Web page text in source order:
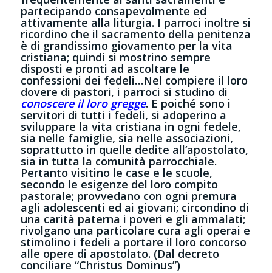
partecipando consapevolmente ed
attivamente alla liturgia. I parroci inoltre si
ricordino che il sacramento della penitenza
è di grandissimo giovamento per la vita
cristiana; quindi si mostrino sempre
disposti e pronti ad ascoltare le
confessioni dei fedeli…Nel compiere il loro
dovere di pastori, i parroci si studino di
conoscere il loro gregge. E poiché sono i
servitori di tutti i fedeli, si adoperino a
sviluppare la vita cristiana in ogni fedele,
sia nelle famiglie, sia nelle associazioni,
soprattutto in quelle dedite all’apostolato,
sia in tutta la comunità parrocchiale.
Pertanto visitino le case e le scuole,
secondo le esigenze del loro compito
pastorale; provvedano con ogni premura
agli adolescenti ed ai giovani; circondino di
una carità paterna i poveri e gli ammalati;
rivolgano una particolare cura agli operai e
stimolino i fedeli a portare il loro concorso
alle opere di apostolato. (Dal decreto
conciliare “Christus Dominus”)